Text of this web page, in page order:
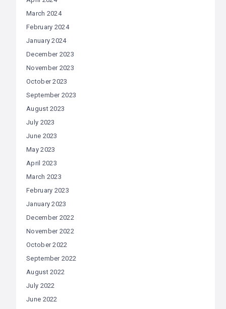
March 2024
February 2024
January 2024
December 2023
November 2023
October 2023
September 2023
August 2023
July 2023
June 2023
May 2023
April 2023
March 2023
February 2023
January 2023
December 2022
November 2022
October 2022
September 2022
August 2022
July 2022
June 2022